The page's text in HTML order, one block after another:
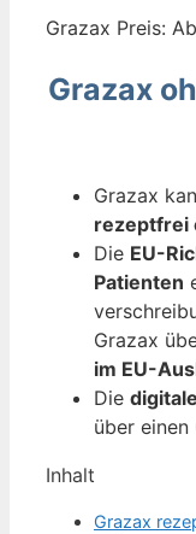
Grazax Preis:
Grazax
Grazax
rezeptfrei
Die EU-
Patienten
Grazax
im EU-
Die
über einen
Inhalt
Grazax